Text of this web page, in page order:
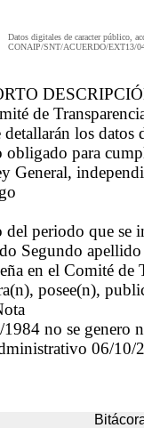
Datos digitales de caracter público,
CONAIP/SNT/ACUERDO/EXT13/
de
los datos
obligado para
General,
periodo que se
Segundo
en el Comité de
posee(n),
no se genero
06/10/